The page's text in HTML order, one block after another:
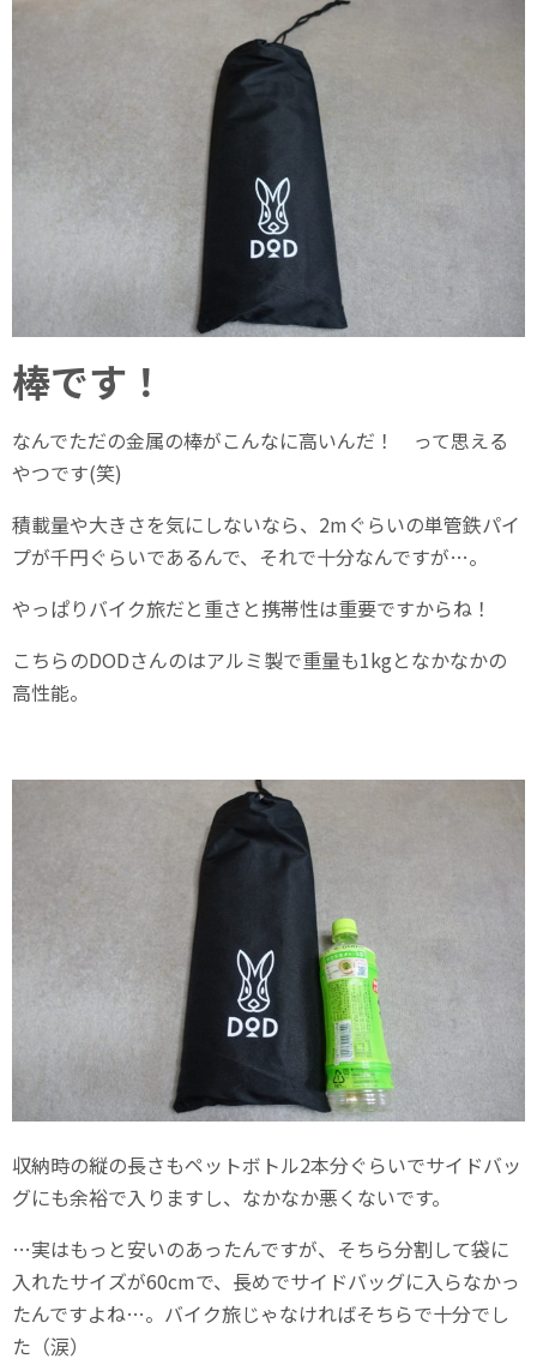
棒です！
なんでただの金属の棒がこんなに高いんだ！ って思える
やつです(笑)
積載量や大きさを気にしないなら、2mぐらいの単管鉄パイ
プが千円ぐらいであるんで、それで十分なんですが…。
やっぱりバイク旅だと重さと携帯性は重要ですからね！
こちらのDODさんのはアルミ製で重量も1kgとなかなかの
高性能。
収納時の縦の長さもペットボトル2本分ぐらいでサイドバッ
グにも余裕で入りますし、なかなか悪くないです。
…実はもっと安いのあったんですが、そちら分割して袋に
入れたサイズが60cmで、長めでサイドバッグに入らなかっ
たんですよね…。バイク旅じゃなければそちらで十分でし
た（涙）